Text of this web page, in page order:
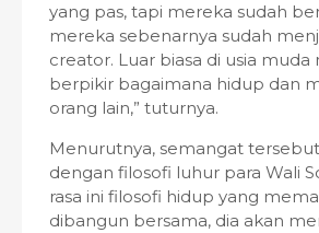
yang pas, tapi mereka sudah
mereka sebenarnya sudah
creator. Luar biasa di usia muda
berpikir bagaimana hidup dan
orang lain,” tuturnya.
Menurutnya, semangat
dengan filosofi luhur para Wali
rasa ini filosofi hidup yang
dibangun bersama, dia akan